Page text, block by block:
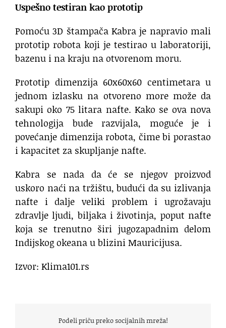
Uspešno testiran kao prototip
Pomoću 3D štampača Kabra je napravio mali
prototip robota koji je testirao u laboratoriji,
bazenu i na kraju na otvorenom moru.
Prototip dimenzija 60x60x60 centimetara u
jednom izlasku na otvoreno more može da
sakupi oko 75 litara nafte. Kako se ova nova
tehnologija bude razvijala, moguće je i
povećanje dimenzija robota, čime bi porastao
i kapacitet za skupljanje nafte.
Kabra se nada da će se njegov proizvod
uskoro naći na tržištu, budući da su izlivanja
nafte i dalje veliki problem i ugrožavaju
zdravlje ljudi, biljaka i životinja, poput nafte
koja se trenutno širi jugozapadnim delom
Indijskog okeana u blizini Mauricijusa.
Izvor: Klima101.rs
Podeli priču preko socijalnih mreža!